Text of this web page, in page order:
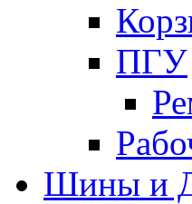
ПГУ
Шины и